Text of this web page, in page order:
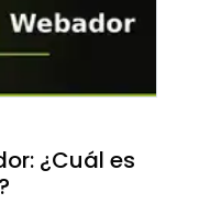
¿Cuál es